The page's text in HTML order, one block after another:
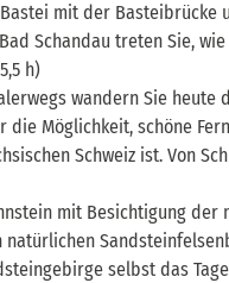
mit der
Schandau treten Sie,
h)
wandern Sie
Möglichkeit, schöne
Schweiz ist. Von
mit Besichtigung
selbst das